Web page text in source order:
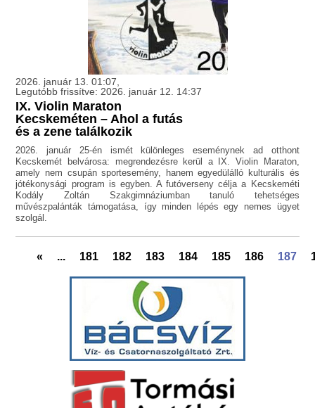
2026. január 13. 01:07,
Legutóbb frissítve: 2026. január 12. 14:37
IX. Violin Maraton
Kecskeméten – Ahol a futás
és a zene találkozik
2026. január 25-én ismét különleges eseménynek ad otthont
Kecskemét belvárosa: megrendezésre kerül a IX. Violin Maraton,
amely nem csupán sportesemény, hanem egyedülálló kulturális és
jótékonysági program is egyben. A futóverseny célja a Kecskeméti
Kodály Zoltán Szakgimnáziumban tanuló tehetséges
művészpalánták támogatása, így minden lépés egy nemes ügyet
szolgál.
« ... 181 182 183 184 185 186 187